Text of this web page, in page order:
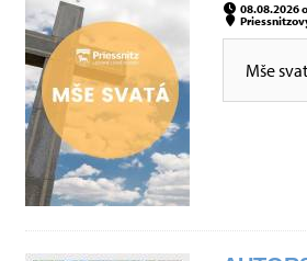
08.08.2026
Mše